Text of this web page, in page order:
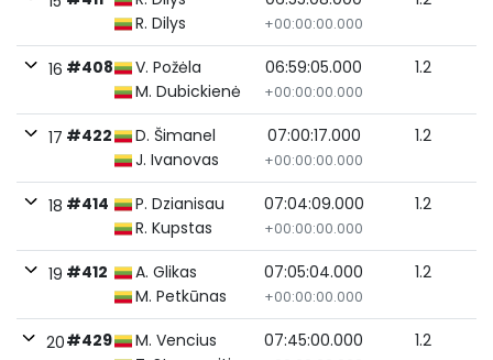
R. Dilys
+00:00:00.000
16 #408
V. Požėla
M. Dubickienė
06:59:05.000
+00:00:00.000
1.2
17 #422
D. Šimanel
J. Ivanovas
07:00:17.000
+00:00:00.000
1.2
18 #414
P. Dzianisau
R. Kupstas
07:04:09.000
+00:00:00.000
1.2
19 #412
A. Glikas
M. Petkūnas
07:05:04.000
+00:00:00.000
1.2
20#429
M. Vencius
07:45:00.000 1.2